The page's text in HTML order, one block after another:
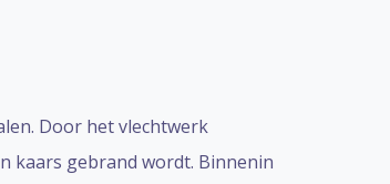
Door het vlechtwerk
kaars gebrand wordt. Binnenin